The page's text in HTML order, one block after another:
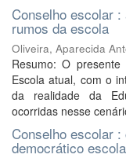
Conselho escolar
rumos da escola
Oliveira, Aparecida
Resumo: O
Escola atual, com o
da realidade da
ocorridas nesse
Conselho escolar
democrático